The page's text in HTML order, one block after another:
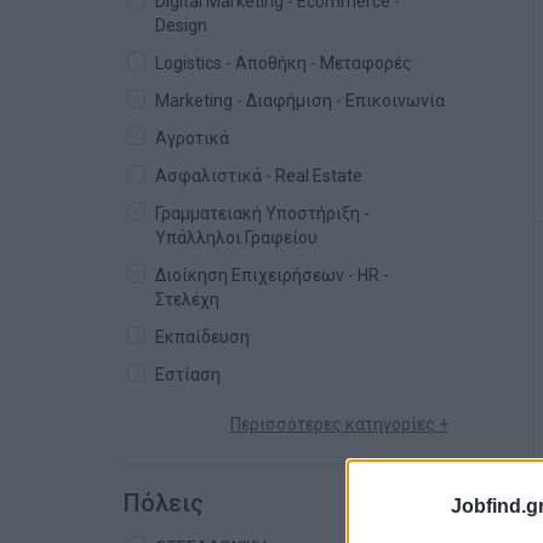
Design
Logistics - Αποθήκη - Μεταφορές
Marketing - Διαφήμιση - Επικοινωνία
Αγροτικά
Ασφαλιστικά - Real Estate
Γραμματειακή Υποστήριξη -
Υπάλληλοι Γραφείου
Διοίκηση Επιχειρήσεων - HR -
Στελέχη
Εκπαίδευση
Εστίαση
Περισσότερες κατηγορίες +
Πόλεις